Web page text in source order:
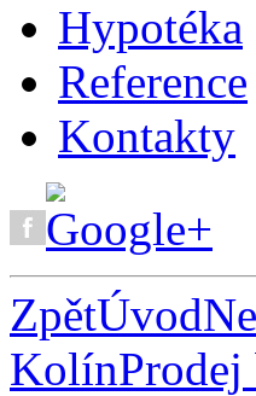
Hypotéka
Reference
Kontakty
ZpětÚvod
Kolín